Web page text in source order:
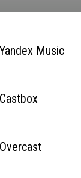
Yandex Music
Castbox
Overcast